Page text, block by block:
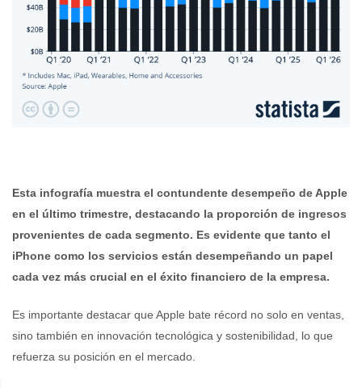
Esta infografía muestra el contundente desempeño de Apple
en el último trimestre, destacando la proporción de ingresos
provenientes de cada segmento. Es evidente que tanto el
iPhone como los servicios están desempeñando un papel
cada vez más crucial en el éxito financiero de la empresa.
Es importante destacar que Apple bate récord no solo en ventas,
sino también en innovación tecnológica y sostenibilidad, lo que
refuerza su posición en el mercado.